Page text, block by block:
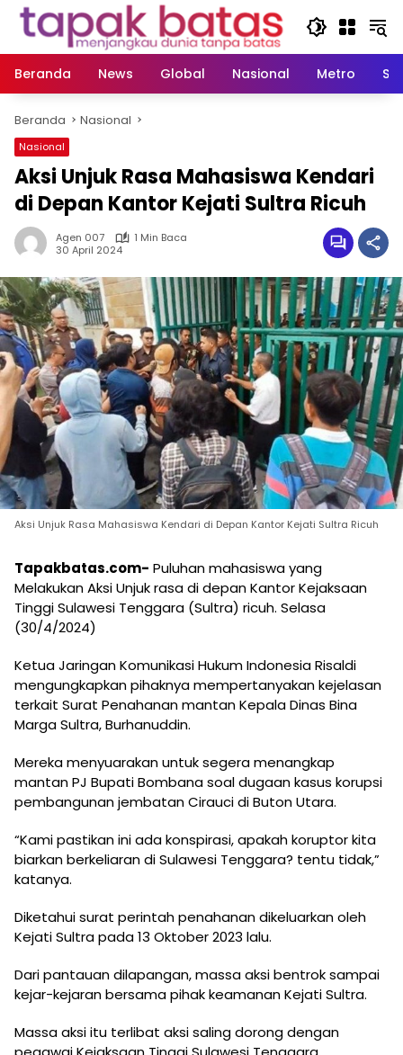
Langsung
Beranda
News Global Nasional Metro
Beranda Nasional
Nasional
Aksi Unjuk Rasa Mahasiswa Kendari
di Depan Kantor Kejati Sultra Ricuh
Agen 007
1 Min Baca
30 April 2024
Aksi Unjuk Rasa Mahasiswa Kendari di Depan Kantor Kejati Sultra Ricuh
Tapakbatas.com- Puluhan mahasiswa yang
Melakukan Aksi Unjuk rasa di depan Kantor Kejaksaan
Tinggi Sulawesi Tenggara (Sultra) ricuh. Selasa
(30/4/2024)
Ketua Jaringan Komunikasi Hukum Indonesia Risaldi
mengungkapkan pihaknya mempertanyakan kejelasan
terkait Surat Penahanan mantan Kepala Dinas Bina
Marga Sultra, Burhanuddin.
Mereka menyuarakan untuk segera menangkap
mantan PJ Bupati Bombana soal dugaan kasus korupsi
pembangunan jembatan Cirauci di Buton Utara.
“Kami pastikan ini ada konspirasi, apakah koruptor kita
biarkan berkeliaran di Sulawesi Tenggara? tentu tidak,”
katanya.
Diketahui surat perintah penahanan dikeluarkan oleh
Kejati Sultra pada 13 Oktober 2023 lalu.
Dari pantauan dilapangan, massa aksi bentrok sampai
kejar-kejaran bersama pihak keamanan Kejati Sultra.
Massa aksi itu terlibat aksi saling dorong dengan